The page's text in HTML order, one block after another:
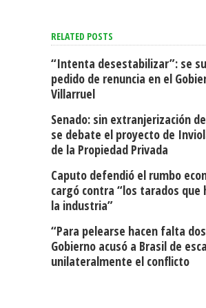
RELATED POSTS
“Intenta desestabilizar”: se
pedido de renuncia en el
Villarruel
Senado: sin extranjerización
se debate el proyecto de
de la Propiedad Privada
Caputo defendió el rumbo
cargó contra “los tarados que
la industria”
“Para pelearse hacen falta
Gobierno acusó a Brasil de
unilateralmente el conflicto